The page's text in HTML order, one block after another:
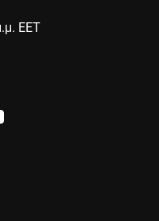
EET